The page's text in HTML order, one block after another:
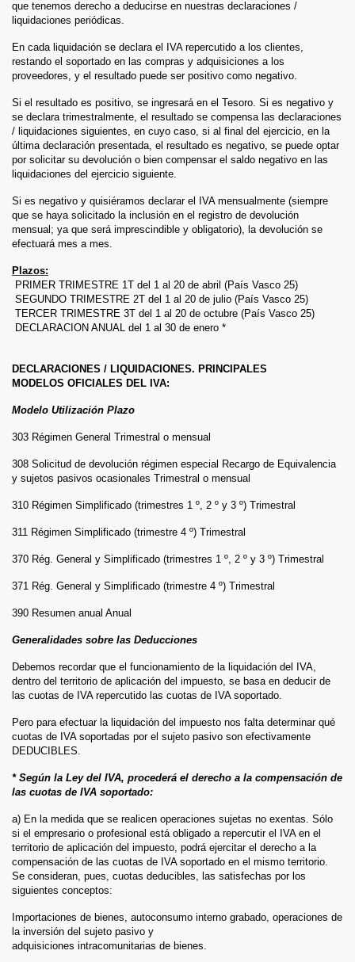
que tenemos derecho a deducirse en nuestras declaraciones /
liquidaciones periódicas.
En cada liquidación se declara el IVA repercutido a los clientes,
restando el soportado en las compras y adquisiciones a los
proveedores, y el resultado puede ser positivo como negativo.
Si el resultado es positivo, se ingresará en el Tesoro. Si es negativo y
se declara trimestralmente, el resultado se compensa las declaraciones
/ liquidaciones siguientes, en cuyo caso, si al final del ejercicio, en la
última declaración presentada, el resultado es negativo, se puede optar
por solicitar su devolución o bien compensar el saldo negativo en las
liquidaciones del ejercicio siguiente.
Si es negativo y quisiéramos declarar el IVA mensualmente (siempre
que se haya solicitado la inclusión en el registro de devolución
mensual; ya que será imprescindible y obligatorio), la devolución se
efectuará mes a mes.
Plazos:
PRIMER TRIMESTRE 1T del 1 al 20 de abril (País Vasco 25)
SEGUNDO TRIMESTRE 2T del 1 al 20 de julio (País Vasco 25)
TERCER TRIMESTRE 3T del 1 al 20 de octubre (País Vasco 25)
DECLARACION ANUAL del 1 al 30 de enero *
DECLARACIONES / LIQUIDACIONES. PRINCIPALES
MODELOS OFICIALES DEL IVA:
Modelo Utilización Plazo
303 Régimen General Trimestral o mensual
308 Solicitud de devolución régimen especial Recargo de Equivalencia
y sujetos pasivos ocasionales Trimestral o mensual
310 Régimen Simplificado (trimestres 1 º, 2 º y 3 º) Trimestral
311 Régimen Simplificado (trimestre 4 º) Trimestral
370 Rég. General y Simplificado (trimestres 1 º, 2 º y 3 º) Trimestral
371 Rég. General y Simplificado (trimestre 4 º) Trimestral
390 Resumen anual Anual
Generalidades sobre las Deducciones
Debemos recordar que el funcionamiento de la liquidación del IVA,
dentro del territorio de aplicación del impuesto, se basa en deducir de
las cuotas de IVA repercutido las cuotas de IVA soportado.
Pero para efectuar la liquidación del impuesto nos falta determinar qué
cuotas de IVA soportadas por el sujeto pasivo son efectivamente
DEDUCIBLES.
* Según la Ley del IVA, procederá el derecho a la compensación de
las cuotas de IVA soportado:
a) En la medida que se realicen operaciones sujetas no exentas. Sólo
si el empresario o profesional está obligado a repercutir el IVA en el
territorio de aplicación del impuesto, podrá ejercitar el derecho a la
compensación de las cuotas de IVA soportado en el mismo territorio.
Se consideran, pues, cuotas deducibles, las satisfechas por los
siguientes conceptos:
Importaciones de bienes, autoconsumo interno grabado, operaciones de
la inversión del sujeto pasivo y
adquisiciones intracomunitarias de bienes.